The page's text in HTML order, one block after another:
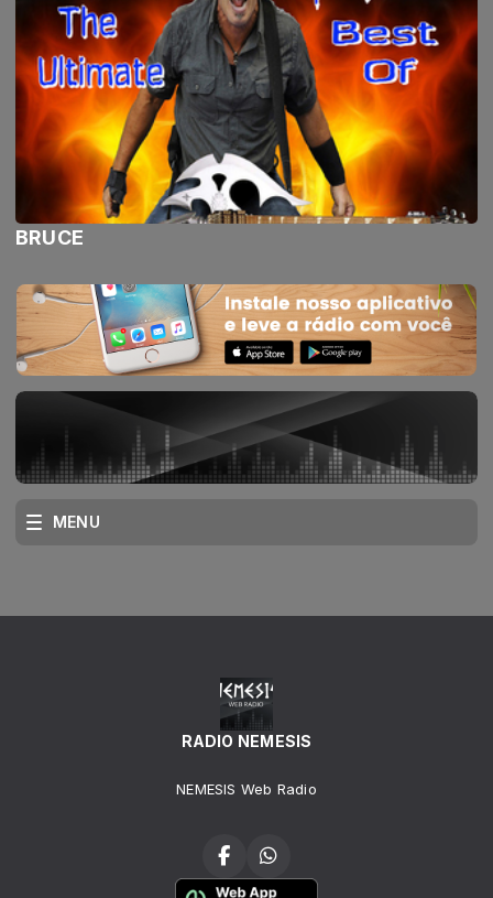
BRUCE
MENU
RADIO NEMESIS
NEMESIS Web Radio